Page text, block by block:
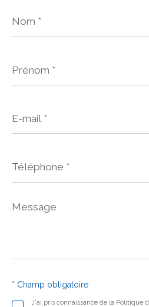
*
*
mail
*
Message
*
J'ai pris connaissance de la Politique
* Champ obligatoire